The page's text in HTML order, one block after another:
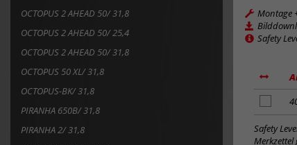
OCTOPUS 2 AHEAD 50/ 31,8
OCTOPUS 2 AHEAD 50/ 25,4
OCTOPUS 2 AHEAD 50/ 31,8
OCTOPUS 50 XL/ 31,8
OCTOPUS-BK/ 31,8
PIRANHA 650B/ 31,8
PIRANHA 2/ 31,8
Montage
Safety
zum
Safety
Merkzettel